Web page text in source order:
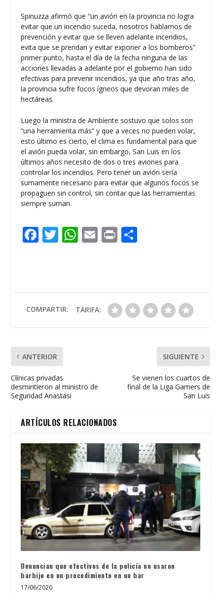
Spinuzza afirmó que “un avión en la provincia no logra
evitar que un incendio suceda, nosotros hablamos de
prevención y evitar que se lleven adelante incendios,
evita que se prendan y evitar exponer a los bomberos”
primer punto, hasta el día de la fecha ninguna de las
acciones llevadas a adelante por el gobierno han sido
efectivas para prevenir incendios, ya que año tras año,
la provincia sufre focos ígneos que devoran miles de
hectáreas.
Luego la ministra de Ambiente sostuvo que solos son
“una herramienta más” y que a veces no pueden volar,
esto último es cierto, el clima es fundamental para que
el avión pueda volar, sin embargo, San Luis en los
últimos años necesito de dos o tres aviones para
controlar los incendios. Pero tener un avión sería
sumamente necesario para evitar que algunos focos se
propaguen sin control, sin contar que las herramientas
siempre suman.
F
o
o
T W
A
p
E Pr
ar
ti
COMPARTIR: TARIFA:
ANTERIOR
Clínicas privadas
desmintieron al ministro de
Seguridad Anastasi
SIGUIENTE
Se vienen los cuartos de
final de la Liga Gamers de
San Luis
ARTÍCULOS RELACIONADOS
Denuncian que efectivos de la policía no usaron
barbijo en un procedimiento en un bar
17/06/2020